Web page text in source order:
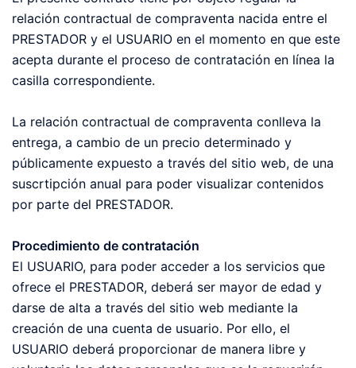
relación contractual de compraventa nacida entre el
PRESTADOR y el USUARIO en el momento en que este
acepta durante el proceso de contratación en línea la
casilla correspondiente.
La relación contractual de compraventa conlleva la
entrega, a cambio de un precio determinado y
públicamente expuesto a través del sitio web, de una
suscrtipción anual para poder visualizar contenidos
por parte del PRESTADOR.
Procedimiento de contratación
El USUARIO, para poder acceder a los servicios que
ofrece el PRESTADOR, deberá ser mayor de edad y
darse de alta a través del sitio web mediante la
creación de una cuenta de usuario. Por ello, el
USUARIO deberá proporcionar de manera libre y